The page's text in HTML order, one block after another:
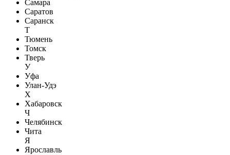
Самара
Саратов
Саранск
Т
Тюмень
Томск
Тверь
У
Уфа
Улан-Удэ
Х
Хабаровск
Ч
Челябинск
Чита
Я
Ярославль